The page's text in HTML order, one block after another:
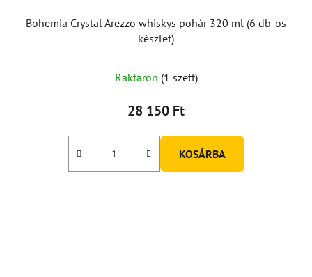
Bohemia Crystal Arezzo whiskys pohár 320 ml (6 db-os
készlet)
Raktáron (1 szett)
28 150 Ft
KOSÁRBA